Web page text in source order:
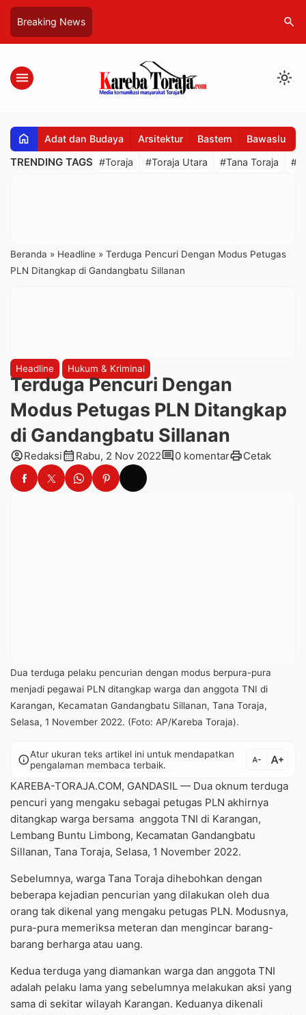
Breaking News search
menu light_mode
home Adat dan Budaya Arsitektur Bastem Bawaslu
TRENDING TAGS #Toraja #Toraja Utara #Tana Toraja
Beranda » Headline » Terduga Pencuri Dengan Modus Petugas
PLN Ditangkap di Gandangbatu Sillanan
Headline Hukum & Kriminal
Terduga Pencuri Dengan
Modus Petugas PLN Ditangkap
di Gandangbatu Sillanan
account_circleRedaksicalendar_month Rabu, 2 Nov 2022comment0 komentarprintCetak
Dua terduga pelaku pencurian dengan modus berpura-pura
menjadi pegawai PLN ditangkap warga dan anggota TNI di
Karangan, Kecamatan Gandangbatu Sillanan, Tana Toraja,
Selasa, 1 November 2022. (Foto: AP/Kareba Toraja).
infoAtur ukuran teks artikel ini untuk mendapatkan
pengalaman membaca terbaik.
text_decrease text_increase
KAREBA-TORAJA.COM, GANDASIL — Dua oknum terduga
pencuri yang mengaku sebagai petugas PLN akhirnya
ditangkap warga bersama anggota TNI di Karangan,
Lembang Buntu Limbong, Kecamatan Gandangbatu
Sillanan, Tana Toraja, Selasa, 1 November 2022.
Sebelumnya, warga Tana Toraja dihebohkan dengan
beberapa kejadian pencurian yang dilakukan oleh dua
orang tak dikenal yang mengaku petugas PLN. Modusnya,
pura-pura memeriksa meteran dan mengincar barang-
barang berharga atau uang.
Kedua terduga yang diamankan warga dan anggota TNI
adalah pelaku lama yang sebelumnya melakukan aksi yang
sama di sekitar wilayah Karangan. Keduanya dikenali